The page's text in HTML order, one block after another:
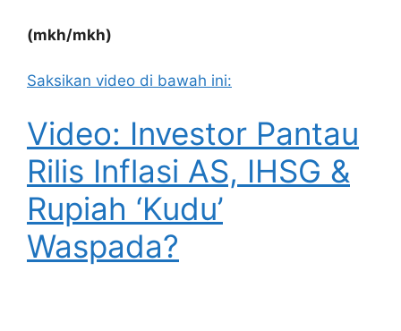
(mkh/mkh)
Saksikan video di bawah ini:
Video: Investor Pantau
Rilis Inflasi AS, IHSG &
Rupiah ‘Kudu’
Waspada?